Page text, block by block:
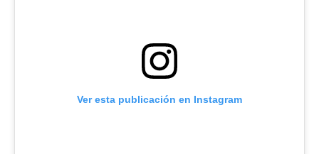
Ver esta publicación en Instagram